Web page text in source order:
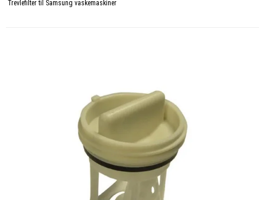
Trevlefilter til Samsung vaskemaskiner